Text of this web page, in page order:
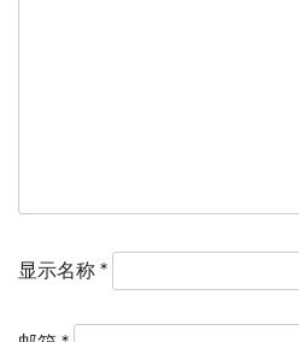
显示名称 *